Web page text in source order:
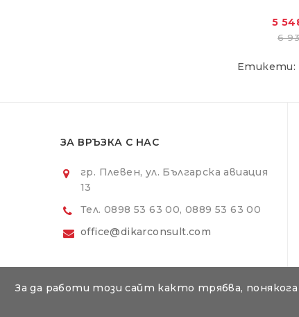
За да работи този сайт както трябва,
5
6
Етикети:
ЗА ВРЪЗКА С НАС
гр. Плевен, ул. Българска авиация
13
Тел. 0898 53 63 00, 0889 53 63 00
office@dikarconsult.com